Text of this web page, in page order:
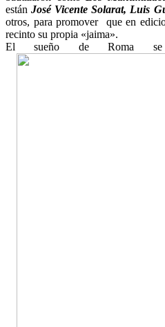
estánJosé Vicente Solarat, Luis
otros, para promover que en
recinto su propia «jaima».
El sueño de Roma se